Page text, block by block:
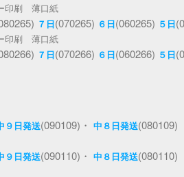
印刷 薄口紙
７日(070265) ６日(060265) ５日
印刷 薄口紙
７日(070266) ６日(060266) ５日
９日発送(090109)・ 中８日発送(080109)
９日発送(090110)・ 中８日発送(080110)